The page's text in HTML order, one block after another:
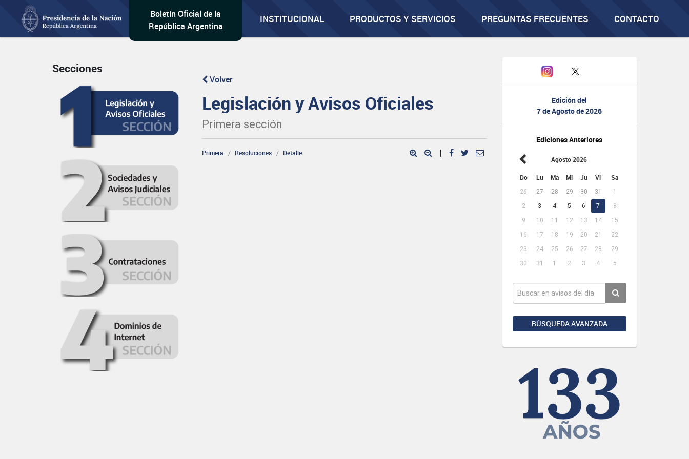
Boletín Oficial de la
República Argentina
INSTITUCIONAL PRODUCTOS Y SERVICIOS PREGUNTAS FRECUENTES CONTACTO
Edición del
7 de Agosto de 2026
Ediciones Anteriores
Agosto 2026
Do Lu Ma Mi Ju Vi Sa
26 27 28 29 30 31
1
2
3 4 5 6 7
8
9
10 11 12 13 14
15
16
17 18 19 20 21
22
23
24 25 26 27 28
29
30
31 1 2 3 4 5
BÚSQUEDA AVANZADA
Secciones
Volver
Legislación y Avisos Oficiales
Primera sección
Primera Resoluciones Detalle |